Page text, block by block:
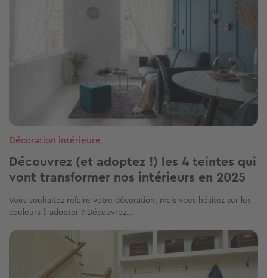
Décoration intérieure
Découvrez (et adoptez !) les 4 teintes qui
vont transformer nos intérieurs en 2025
Vous souhaitez refaire votre décoration, mais vous hésitez sur les
couleurs à adopter ? Découvrez...
Image